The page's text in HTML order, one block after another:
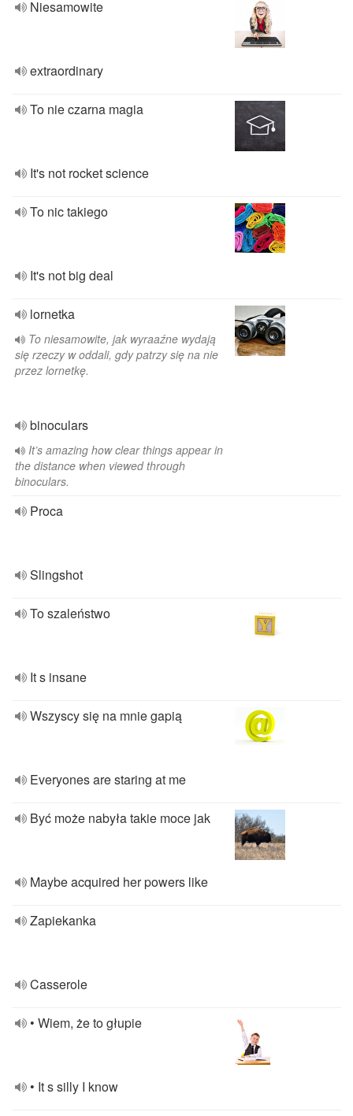
Niesamowite
extraordinary
To nie czarna magia
It's not rocket science
To nic takiego
It's not big deal
lornetka
To niesamowite, jak wyraaźne wydają
się rzeczy w oddali, gdy patrzy się na nie
przez lornetkę.
binoculars
It’s amazing how clear things appear in
the distance when viewed through
binoculars.
Proca
Slingshot
To szaleństwo
It s insane
Wszyscy się na mnie gapią
Everyones are staring at me
Być może nabyła takie moce jak
Maybe acquired her powers like
Zapiekanka
Casserole
• Wiem, że to głupie
• It s silly I know